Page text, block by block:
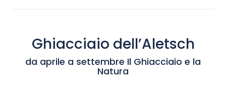
Ghiacciaio dell’Aletsch
da aprile a settembre Il Ghiacciaio e la
Natura